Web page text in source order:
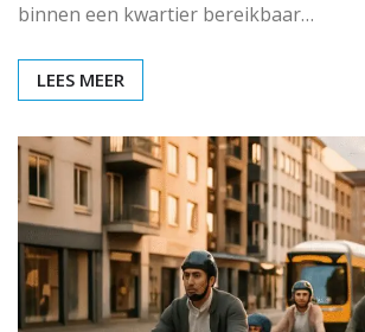
binnen een kwartier bereikbaar…
LEES MEER